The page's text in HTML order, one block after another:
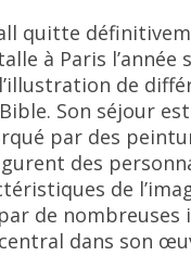
quitte
à Paris l’année
de
Son séjour est
par des
des
de
de nombreuses
dans son